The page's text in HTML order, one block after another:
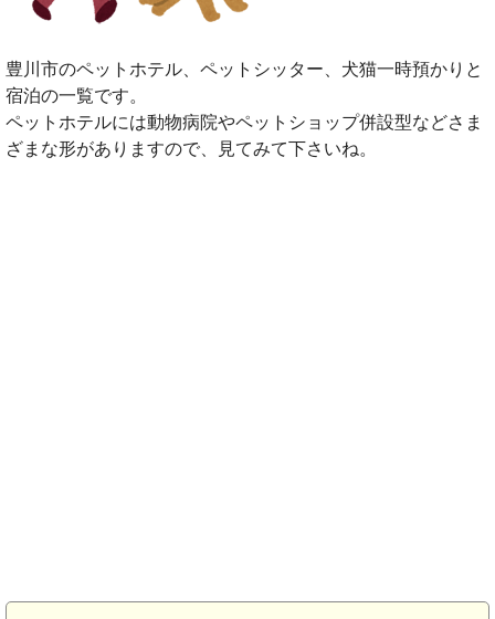
豊川市のペットホテル、ペットシッター、犬猫一時預かりと
宿泊の一覧です。
ペットホテルには動物病院やペットショップ併設型などさま
ざまな形がありますので、見てみて下さいね。